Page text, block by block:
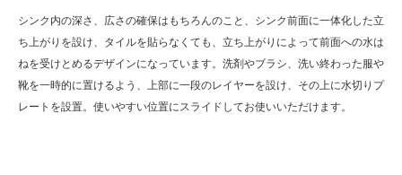
シンク内の深さ、広さの確保はもちろんのこと、シンク前面に一体化した立
ち上がりを設け、タイルを貼らなくても、立ち上がりによって前面への水は
ねを受けとめるデザインになっています。洗剤やブラシ、洗い終わった服や
靴を一時的に置けるよう、上部に一段のレイヤーを設け、その上に水切りプ
レートを設置。使いやすい位置にスライドしてお使いいただけます。